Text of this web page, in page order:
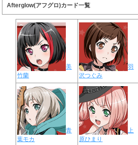
Afterglow(アフグロ)カード一覧
美
竹蘭
羽
沢つぐみ
青
葉モカ
上
原ひまり